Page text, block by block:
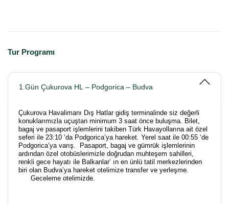
Tur Programı
1.Gün Çukurova HL – Podgorica – Budva
Çukurova Havalimanı Dış Hatlar gidiş terminalinde siz değerli
konuklarımızla uçuştan minimum 3 saat önce buluşma. Bilet,
bagaj ve pasaport işlemlerini takiben Türk Havayollarına ait özel
seferi ile 23:10 ‘da Podgorica’ya hareket. Yerel saat ile 00:55 ‘de
Podgorica’ya varış. Pasaport, bagaj ve gümrük işlemlerinin
ardından özel otobüslerimizle doğrudan muhteşem sahilleri,
renkli gece hayatı ile Balkanlar’ ın en ünlü tatil merkezlerinden
biri olan Budva’ya hareket otelimize transfer ve yerleşme.
Geceleme otelimizde.